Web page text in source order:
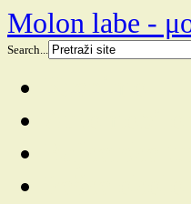
Molon labe -
Search...